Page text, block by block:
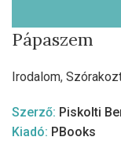
Pápaszem
Irodalom,
Szerző: Piskolti
Kiadó: PBooks